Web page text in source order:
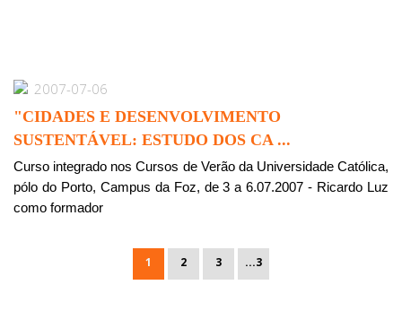
2007-07-06
"CIDADES E DESENVOLVIMENTO
SUSTENTÁVEL: ESTUDO DOS CA ...
Curso integrado nos Cursos de Verão da Universidade Católica,
pólo do Porto, Campus da Foz, de 3 a 6.07.2007 - Ricardo Luz
como formador
1 2 3 ...3